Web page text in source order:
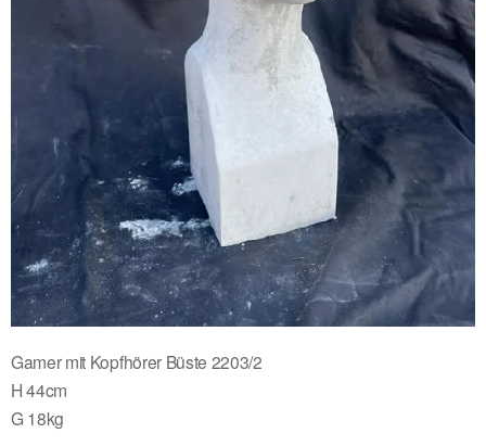
Gamer mit Kopfhörer Büste 2203/2
H 44cm
G 18kg